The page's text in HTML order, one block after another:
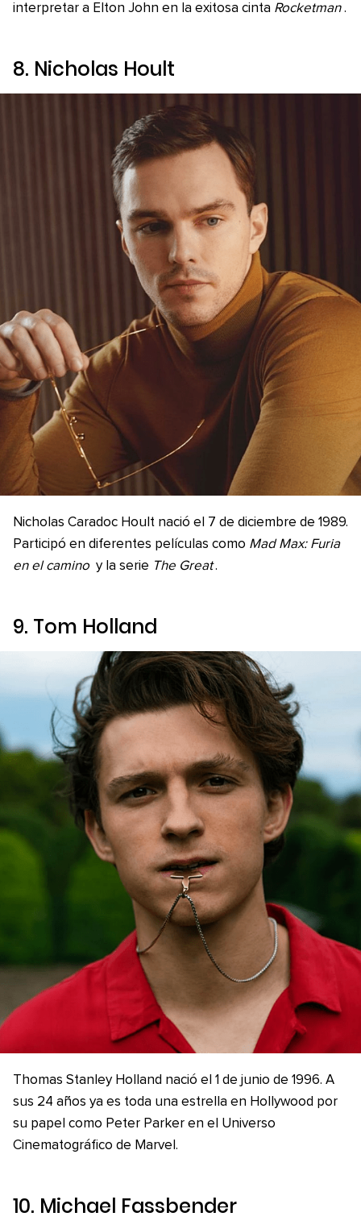
interpretar a Elton John en la exitosa cinta Rocketman .
8. Nicholas Hoult
Nicholas Caradoc Hoult nació el 7 de diciembre de 1989.
Participó en diferentes películas como Mad Max: Furia
en el camino y la serie The Great .
9. Tom Holland
Thomas Stanley Holland nació el 1 de junio de 1996. A
sus 24 años ya es toda una estrella en Hollywood por
su papel como Peter Parker en el Universo
Cinematográfico de Marvel.
10. Michael Fassbender